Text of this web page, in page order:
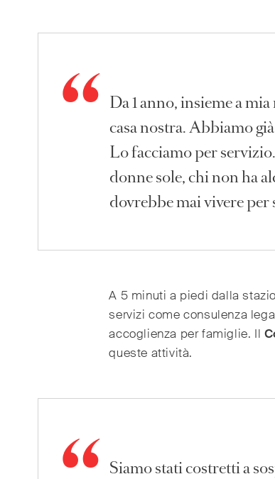
Da 1 anno, insieme a
casa nostra. Abbiamo
Lo facciamo per
donne sole, chi non ha
dovrebbe mai vivere per
A 5 minuti a piedi dalla
servizi come consulenza
accoglienza per famiglie. Il
queste attività.
Siamo stati costretti a